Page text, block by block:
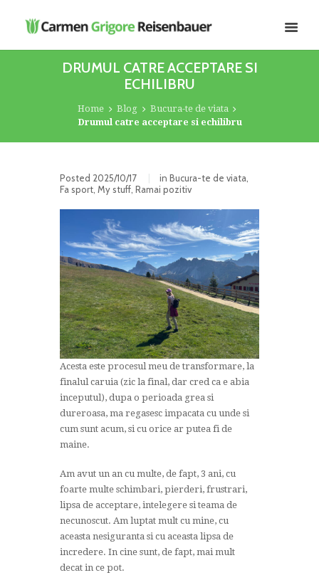
DRUMUL CATRE ACCEPTARE SI
ECHILIBRU
Home Blog
Bucura-te de viata
Drumul catre acceptare si echilibru
Posted 2025/10/17 in Bucura-te de viata,
Fa sport, My stuff, Ramai pozitiv
Acesta este procesul meu de transformare, la
finalul caruia (zic la final, dar cred ca e abia
inceputul), dupa o perioada grea si
dureroasa, ma regasesc impacata cu unde si
cum sunt acum, si cu orice ar putea fi de
maine.
Am avut un an cu multe, de fapt, 3 ani, cu
foarte multe schimbari, pierderi, frustrari,
lipsa de acceptare, intelegere si teama de
necunoscut. Am luptat mult cu mine, cu
aceasta nesiguranta si cu aceasta lipsa de
incredere. In cine sunt, de fapt, mai mult
decat in ce pot.